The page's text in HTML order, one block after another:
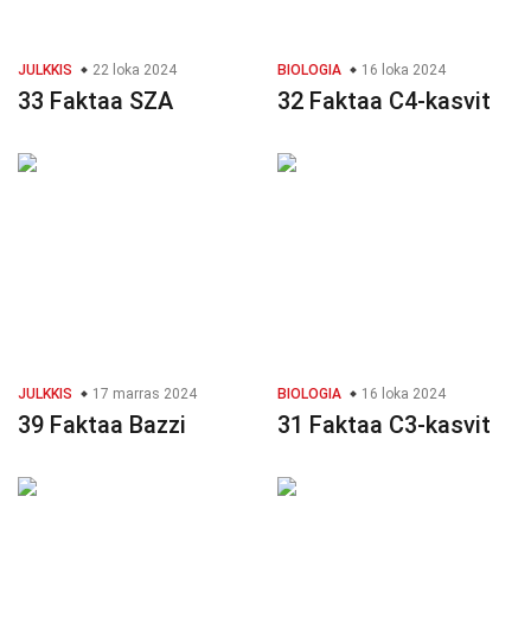
JULKKIS 22 loka 2024
33 Faktaa SZA
BIOLOGIA 16 loka 2024
32 Faktaa C4-kasvit
JULKKIS 17 marras 2024
39 Faktaa Bazzi
BIOLOGIA 16 loka 2024
31 Faktaa C3-kasvit